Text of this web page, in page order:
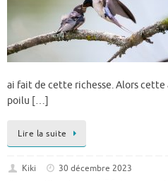
ai fait de cette richesse. Alors cette
poilu […]
Lire la suite
Kiki
30 décembre 2023